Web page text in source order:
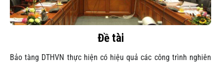
Đề tài
Bảo tàng DTHVN thực hiện có hiệu quả các công trình nghiên